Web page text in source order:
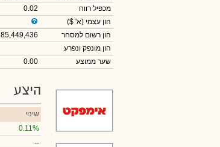
מכפיל רווח
0.02
הון עצמי (א' $)
הון רשום למסחר
85,449,436
הון מונפק ונפרע
שער ממוצע
0.00
היצע
שינוי
0.11%
--